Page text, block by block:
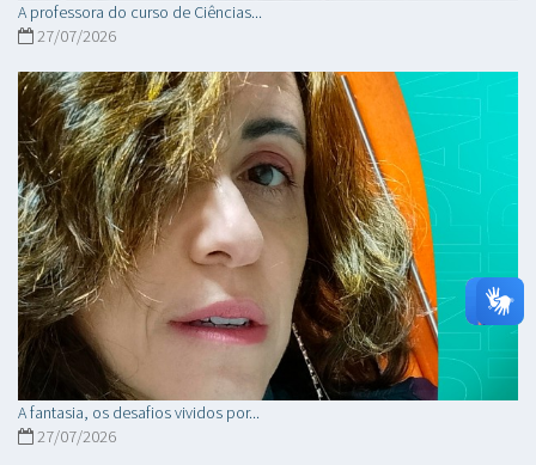
A professora do curso de Ciências...
27/07/2026
A fantasia, os desafios vividos por...
27/07/2026